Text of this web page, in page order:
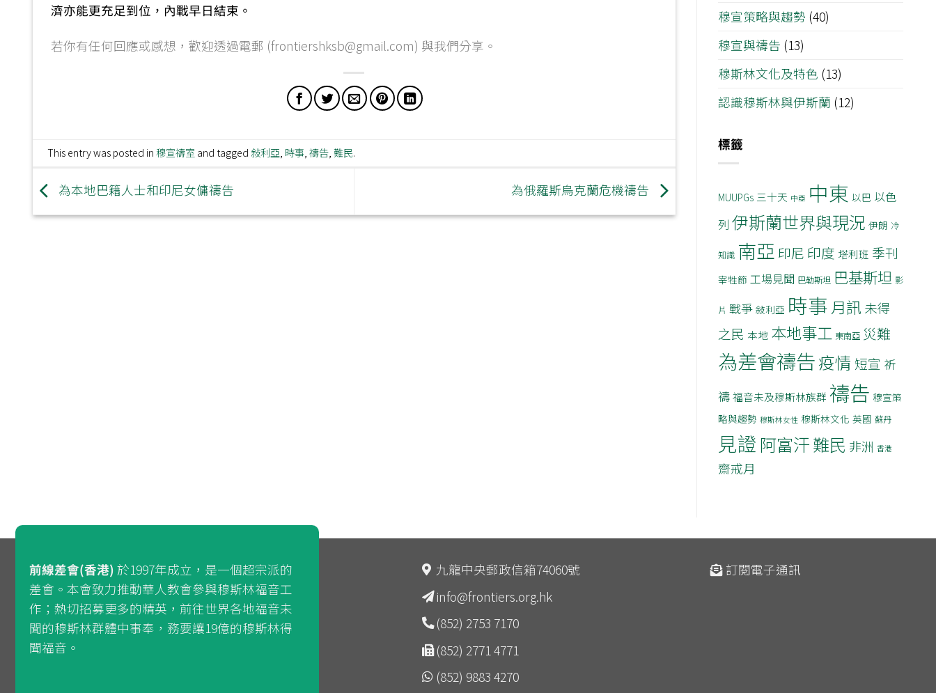
濟亦能更充足到位，內戰早日結束。
若你有任何回應或感想，歡迎透過電郵 (frontiershksb@gmail.com) 與我們分享。
This entry was posted in穆宣禱室 and tagged敍利亞, 時事,禱告,難民.
為本地巴籍人士和印尼女傭禱告 為俄羅斯烏克蘭危機禱告
穆宣策略與趨勢 (40)
穆宣與禱告 (13)
穆斯林文化及特色 (13)
認識穆斯林與伊斯蘭 (12)
標籤
MUUPGs 三十天 中亞 中東 以巴 以色
列 伊斯蘭世界與現況 伊朗 冷
知識 南亞 印尼 印度 塔利班 季刊
宰牲節 工場見聞 巴勒斯坦 巴基斯坦 影
片 戰爭 敍利亞 時事 月訊 未得
之民 本地 本地事工 東南亞 災難
為差會禱告疫情 短宣 祈
禱 福音未及穆斯林族群 禱告 穆宣策
略與趨勢 穆斯林女性 穆斯林文化 英國 蘇丹
見證 阿富汗難民 非洲 香港
齋戒月
前線差會(香港) 於1997年成立，是一個超宗派的
差會。本會致力推動華人教會參與穆斯林福音工
作；熱切招募更多的精英，前往世界各地福音未
聞的穆斯林群體中事奉，務要讓19億的穆斯林得
聞福音。
九龍中央郵政信箱74060號
info@frontiers.org.hk
(852) 2753 7170
(852) 2771 4771
(852) 9883 4270
訂閱電子通訊